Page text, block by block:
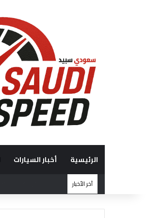
الرئيسية أخبار السيارات
آخر الأخبار